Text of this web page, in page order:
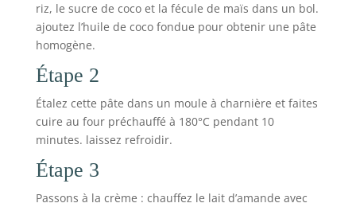
riz, le sucre de coco et la fécule de maïs dans un bol.
ajoutez l’huile de coco fondue pour obtenir une pâte
homogène.
Étape 2
Étalez cette pâte dans un moule à charnière et faites
cuire au four préchauffé à 180°C pendant 10
minutes. laissez refroidir.
Étape 3
Passons à la crème : chauffez le lait d’amande avec